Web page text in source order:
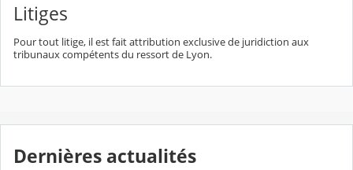
Litiges
Pour tout litige, il est fait attribution exclusive de juridiction aux
tribunaux compétents du ressort de Lyon.
Dernières actualités